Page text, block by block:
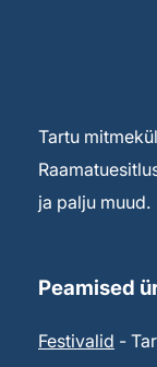
Tartu
ja palju muud.
Peamised
Festivalid -